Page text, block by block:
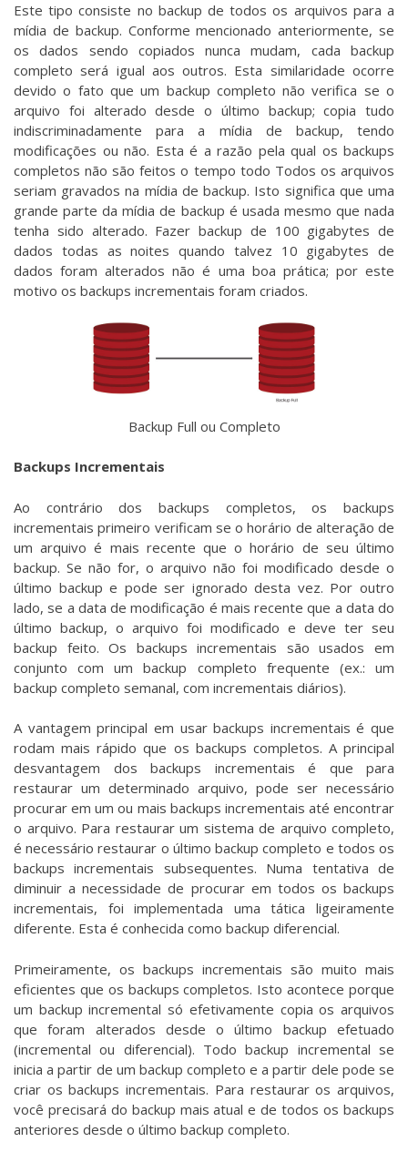
Este tipo consiste no backup de todos os arquivos para a
mídia de backup. Conforme mencionado anteriormente, se
os dados sendo copiados nunca mudam, cada backup
completo será igual aos outros. Esta similaridade ocorre
devido o fato que um backup completo não verifica se o
arquivo foi alterado desde o último backup; copia tudo
indiscriminadamente para a mídia de backup, tendo
modificações ou não. Esta é a razão pela qual os backups
completos não são feitos o tempo todo Todos os arquivos
seriam gravados na mídia de backup. Isto significa que uma
grande parte da mídia de backup é usada mesmo que nada
tenha sido alterado. Fazer backup de 100 gigabytes de
dados todas as noites quando talvez 10 gigabytes de
dados foram alterados não é uma boa prática; por este
motivo os backups incrementais foram criados.
Backup Full ou Completo
Backups Incrementais
Ao contrário dos backups completos, os backups
incrementais primeiro verificam se o horário de alteração de
um arquivo é mais recente que o horário de seu último
backup. Se não for, o arquivo não foi modificado desde o
último backup e pode ser ignorado desta vez. Por outro
lado, se a data de modificação é mais recente que a data do
último backup, o arquivo foi modificado e deve ter seu
backup feito. Os backups incrementais são usados em
conjunto com um backup completo frequente (ex.: um
backup completo semanal, com incrementais diários).
A vantagem principal em usar backups incrementais é que
rodam mais rápido que os backups completos. A principal
desvantagem dos backups incrementais é que para
restaurar um determinado arquivo, pode ser necessário
procurar em um ou mais backups incrementais até encontrar
o arquivo. Para restaurar um sistema de arquivo completo,
é necessário restaurar o último backup completo e todos os
backups incrementais subsequentes. Numa tentativa de
diminuir a necessidade de procurar em todos os backups
incrementais, foi implementada uma tática ligeiramente
diferente. Esta é conhecida como backup diferencial.
Primeiramente, os backups incrementais são muito mais
eficientes que os backups completos. Isto acontece porque
um backup incremental só efetivamente copia os arquivos
que foram alterados desde o último backup efetuado
(incremental ou diferencial). Todo backup incremental se
inicia a partir de um backup completo e a partir dele pode se
criar os backups incrementais. Para restaurar os arquivos,
você precisará do backup mais atual e de todos os backups
anteriores desde o último backup completo.